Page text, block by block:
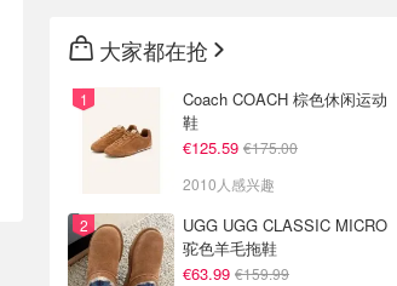
大家都在抢
Coach COACH 棕色休闲运动
鞋
€125.59 €175.00
2010人感兴趣
UGG UGG CLASSIC MICRO
驼色羊毛拖鞋
€63.99 €159.99